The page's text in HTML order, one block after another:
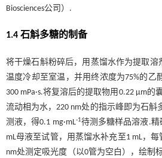
Biosciences公司）.
1.4 石斛多糖的制备
将干燥石斛粉碎后，用蒸馏水作为提取
温度冷却至室温，并用终浓度为75%的
300 mPa·s.将复溶后的提取物用0.22 μm
流动相为水，220 nm处的指示峰即为石
测液，得0.1 mg·mL-1待测多糖样品溶液.精
mL母液至试管，用蒸馏水补充至1 mL，
nm处测定吸光度（以0管为空白），绘制